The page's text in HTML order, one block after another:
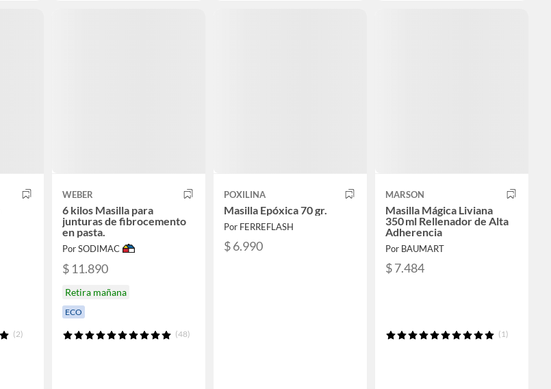
(2)
WEBER
6 kilos Masilla para
junturas de fibrocemento
en pasta.
Por SODIMAC
$ 11.890
Retira mañana
ECO
(48)
POXILINA
Masilla Epóxica 70 gr.
Por FERREFLASH
$ 6.990
MARSON
Masilla Mágica Liviana
350 ml Rellenador de Alta
Adherencia
Por BAUMART
$ 7.484
(1)